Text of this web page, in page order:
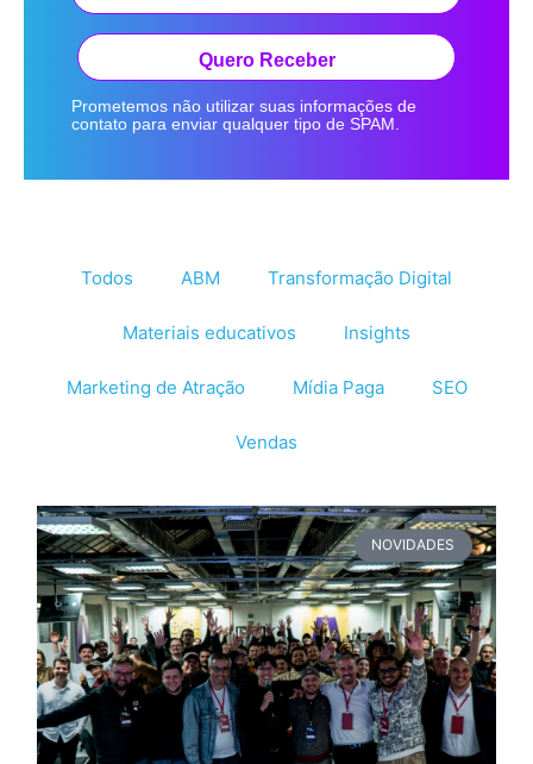
Quero Receber
Prometemos não utilizar suas informações de
contato para enviar qualquer tipo de SPAM.
Todos ABM Transformação Digital
Materiais educativos Insights
Marketing de Atração Mídia Paga SEO
Vendas
NOVIDADES